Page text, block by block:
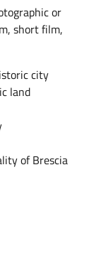
or
short film,
city
land
of Brescia